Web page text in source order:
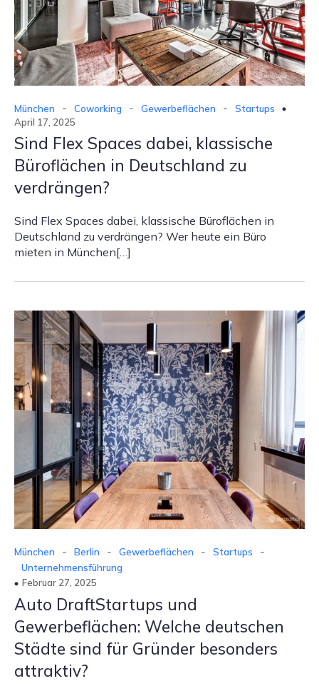
München - Coworking - Gewerbeflächen -
Startups
April 17, 2025
Sind Flex Spaces dabei, klassische
Büroflächen in Deutschland zu
verdrängen?
Sind Flex Spaces dabei, klassische Büroflächen in
Deutschland zu verdrängen? Wer heute ein Büro
mieten in München[…]
München - Berlin - Gewerbeflächen - Startups -
Unternehmensführung
Februar 27, 2025
Auto DraftStartups und
Gewerbeflächen: Welche deutschen
Städte sind für Gründer besonders
attraktiv?